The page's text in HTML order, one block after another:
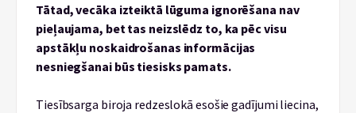
Tātad, vecāka izteiktā lūguma ignorēšana nav
pieļaujama, bet tas neizslēdz to, ka pēc visu
apstākļu noskaidrošanas informācijas
nesniegšanai būs tiesisks pamats.
Tiesībsarga biroja redzeslokā esošie gadījumi liecina,